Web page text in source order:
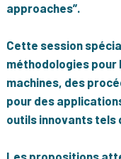
approaches”.
Cette session
méthodologies pour
machines, des
pour des
outils innovants tels